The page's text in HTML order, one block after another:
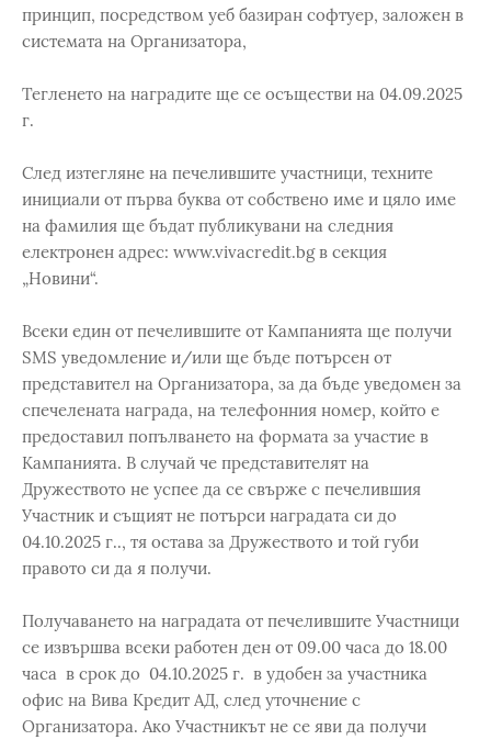
принцип, посредством уеб базиран софтуер, заложен в
системата на Организатора,
Тегленето на наградите ще се осъществи на 04.09.2025
г.
След изтегляне на печелившите участници, техните
инициали от първа буква от собствено име и цяло име
на фамилия ще бъдат публикувани на следния
електронен адрес: www.vivacredit.bg в секция
„Новини“.
Всеки един от печелившите от Кампанията ще получи
SMS уведомление и/или ще бъде потърсен от
представител на Организатора, за да бъде уведомен за
спечелената награда, на телефонния номер, който е
предоставил попълването на формата за участие в
Кампанията. В случай че представителят на
Дружеството не успее да се свърже с печелившия
Участник и същият не потърси наградата си до
04.10.2025 г.., тя остава за Дружеството и той губи
правото си да я получи.
Получаването на наградата от печелившите Участници
се извършва всеки работен ден от 09.00 часа до 18.00
часа в срок до 04.10.2025 г. в удобен за участника
офис на Вива Кредит АД, след уточнение с
Организатора. Ако Участникът не се яви да получи